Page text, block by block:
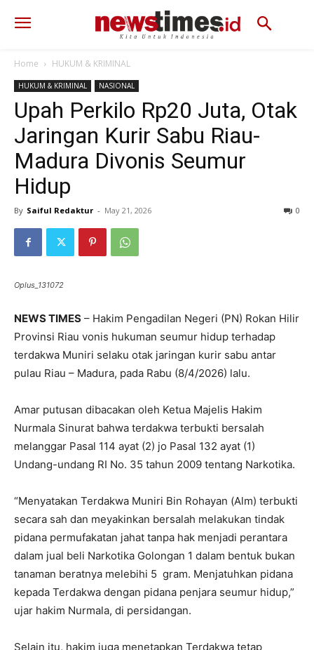
Home HUKUM & KRIMINAL
HUKUM & KRIMINAL NASIONAL
Upah Perkilo Rp20 Juta, Otak
Jaringan Kurir Sabu Riau-
Madura Divonis Seumur
Hidup
By Saiful Redaktur - May 21, 2026 0
Oplus_131072
NEWS TIMES – Hakim Pengadilan Negeri (PN) Rokan Hilir
Provinsi Riau vonis hukuman seumur hidup terhadap
terdakwa Muniri selaku otak jaringan kurir sabu antar
pulau Riau – Madura, pada Rabu (8/4/2026) lalu.
Amar putusan dibacakan oleh Ketua Majelis Hakim
Nurmala Sinurat bahwa terdakwa terbukti bersalah
melanggar Pasal 114 ayat (2) jo Pasal 132 ayat (1)
Undang-undang RI No. 35 tahun 2009 tentang Narkotika.
“Menyatakan Terdakwa Muniri Bin Rohayan (Alm) terbukti
secara sah dan meyakinkan bersalah melakukan tindak
pidana permufakatan jahat tanpa hak menjadi perantara
dalam jual beli Narkotika Golongan 1 dalam bentuk bukan
tanaman beratnya melebihi 5 gram. Menjatuhkan pidana
kepada Terdakwa dengan pidana penjara seumur hidup,”
ujar hakim Nurmala, di persidangan.
Selain itu, hakim juga menetapkan Terdakwa tetap